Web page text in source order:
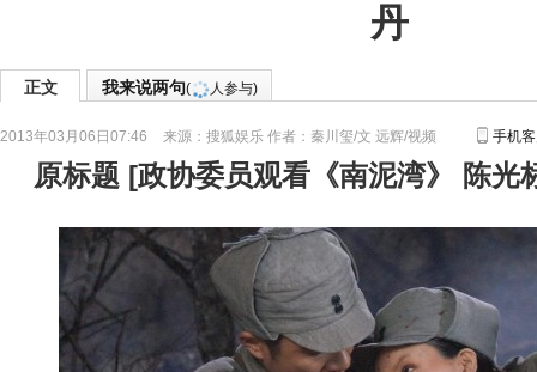
丹
正文 我来说两句( 人参与)
2013年03月06日07:46 来源： 搜狐娱乐 作者：秦川玺/文 远辉/视频 手机
原标题 [政协委员观看《南泥湾》 陈光